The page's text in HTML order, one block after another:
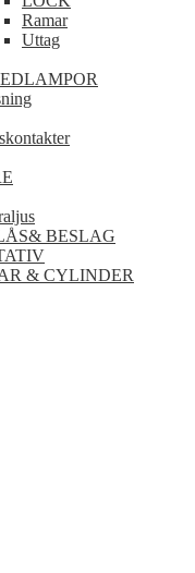
Ramar
Uttag
BESLAG
& CYLINDER